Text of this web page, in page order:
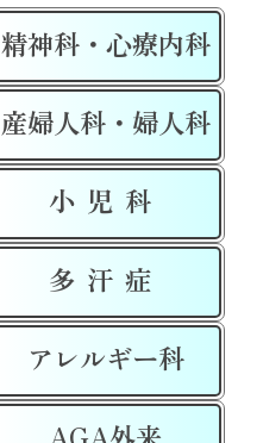
精神科・心療内科
産婦人科・婦人科
小児科
多汗症
アレルギー科